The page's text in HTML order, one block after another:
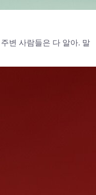
변 사람들은 다 알아. 말